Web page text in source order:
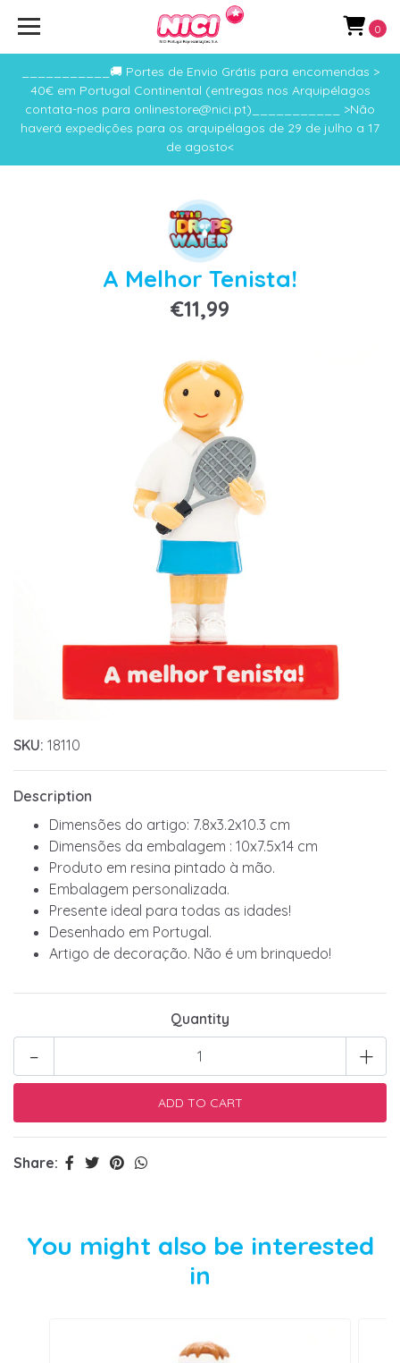
___________🚚 Portes de Envio Grátis para encomendas >
40€ em Portugal Continental (entregas nos Arquipélagos
contata-nos para onlinestore@nici.pt)___________ >Não
haverá expedições para os arquipélagos de 29 de julho a 17
de agosto<
0
A Melhor Tenista!
€11,99
SKU: 18110
Description
Dimensões do artigo: 7.8x3.2x10.3 cm
Dimensões da embalagem : 10x7.5x14 cm
Produto em resina pintado à mão.
Embalagem personalizada.
Presente ideal para todas as idades!
Desenhado em Portugal.
Artigo de decoração. Não é um brinquedo!
Quantity
+
-
Share:
You might also be interested
in